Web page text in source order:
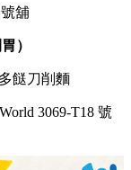
舖
）
餸刀削麵
3069-T18 號